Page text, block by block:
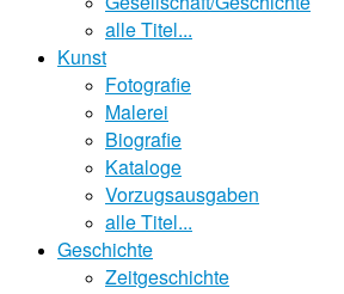
alle Titel...
Kunst
Fotografie
Malerei
Biografie
Kataloge
Vorzugsausgaben
alle Titel...
Geschichte
Zeitgeschichte